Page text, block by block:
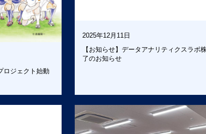
ロジェクト始動
2025年12月11日
【お知らせ】データアナリティクスラボ
了のお知らせ
をあなたのPR